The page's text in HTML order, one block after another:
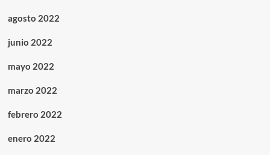
agosto 2022
junio 2022
mayo 2022
marzo 2022
febrero 2022
enero 2022